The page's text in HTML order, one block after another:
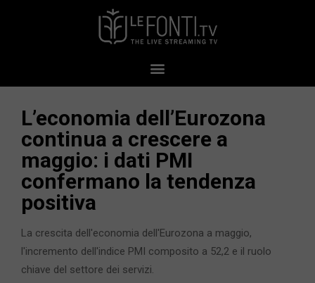
L’economia dell’Eurozona
continua a crescere a
maggio: i dati PMI
confermano la tendenza
positiva
La crescita dell'economia dell'Eurozona a maggio,
l'incremento dell'indice PMI composito a 52,2 e il ruolo
chiave del settore dei servizi.